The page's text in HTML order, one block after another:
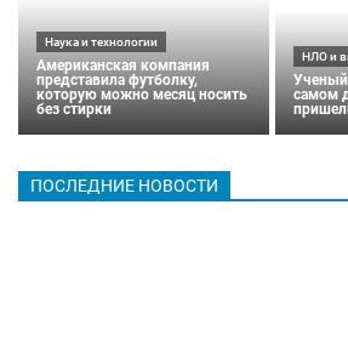
Наука и технологии
Американская компания
представила футболку,
которую можно месяц носить
без стирки
НЛО и
Ученый
самом
ПОСЛЕДНИЕ НОВОСТИ